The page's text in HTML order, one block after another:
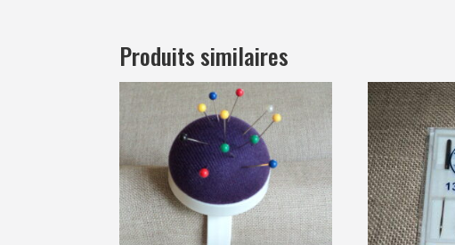
Produits similaires